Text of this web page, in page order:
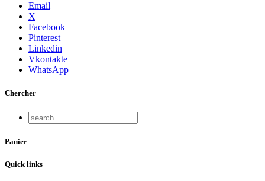
Email
X
Facebook
Pinterest
Linkedin
Vkontakte
WhatsApp
Chercher
Panier
Quick links